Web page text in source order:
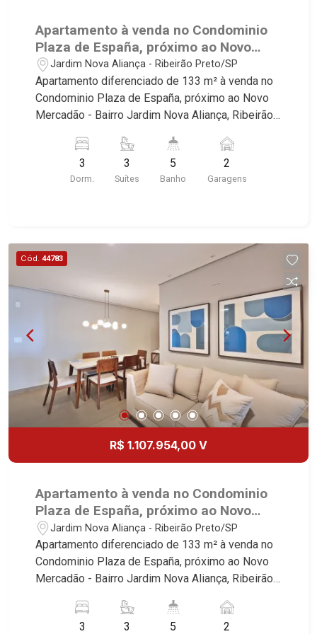
Apartamento à venda no Condominio
Plaza de España, próximo ao Novo
Mercadão - Ribeirão Preto/SP.
Jardim Nova Aliança - Ribeirão Preto/SP
Apartamento diferenciado de 133 m² à venda no
Condominio Plaza de España, próximo ao Novo
Mercadão - Bairro Jardim Nova Aliança, Ribeirão
imóvel que a Martinelli Imobiliária selecionou
para você: - 143m² de area util - 03 suites - Sala
02 ambientes com Open View - Lavabo - Cozinha
dormitórios, sala e sacada gourmet - Area de
Serviço - Banheiro de Serviço - Varanda Gourmet
com Churrasqueira à gás - 02 Vagas - Fino
acabamento - Alto Padrão Martinelli Imobiliária,
referência no mercado imobiliário desde 2000.
Especialistas em Venda, Locação e
Lançamentos! Avenida João Fiúsa, 1051 - Alto da
Boa Vista | Ribeirão Preto.
3
Dorm.
3
Suítes
5
Banho
2
Garagens
Cód. 44783
R$ 1.107.954,00 V
Apartamento à venda no Condominio
Plaza de España, próximo ao Novo
Mercadão - Ribeirão Preto/SP.
Jardim Nova Aliança - Ribeirão Preto/SP
Apartamento diferenciado de 133 m² à venda no
Condominio Plaza de España, próximo ao Novo
Mercadão - Bairro Jardim Nova Aliança, Ribeirão
imóvel que a Martinelli Imobiliária selecionou
para você: - 143m² de area util - 03 suites - Sala
3 3 5 2